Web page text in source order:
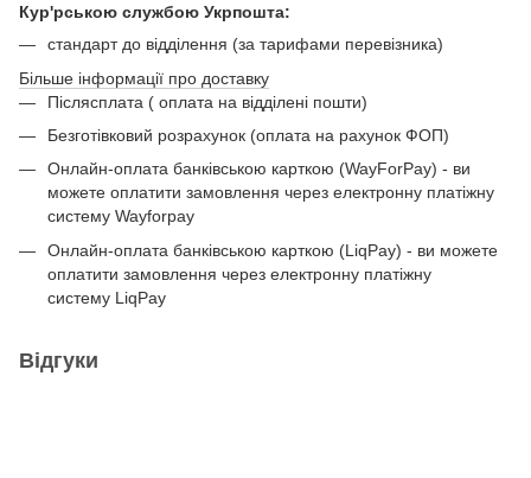
Кур'рською службою Укрпошта:
стандарт до відділення (за тарифами перевізника)
Більше інформації про доставку
Післясплата ( оплата на відділені пошти)
Безготівковий розрахунок (оплата на рахунок ФОП)
Онлайн-оплата банківською карткою (WayForPay) - ви
можете оплатити замовлення через електронну платіжну
систему Wayforpay
Онлайн-оплата банківською карткою (LiqPay) - ви можете
оплатити замовлення через електронну платіжну
систему LiqPay
Відгуки